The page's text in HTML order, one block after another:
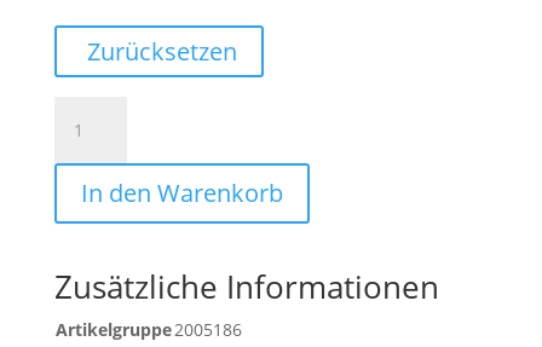
Zurücksetzen
TRAINING
TOP
Menge
In den Warenkorb
Zusätzliche Informationen
Artikelgruppe2005186